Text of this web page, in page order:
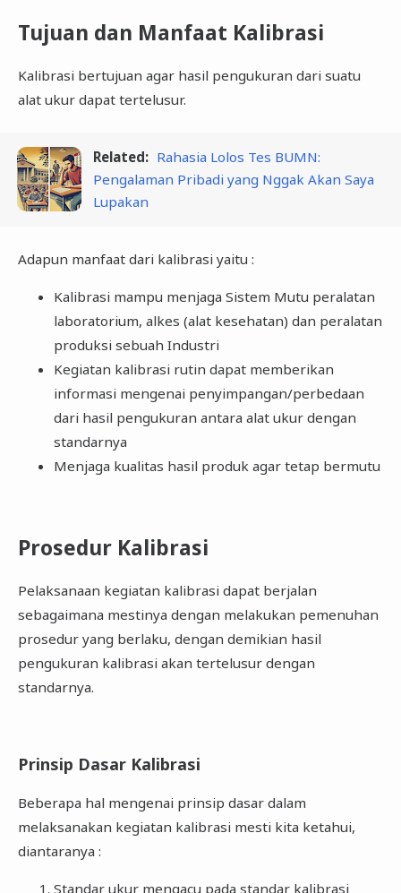
Tujuan dan Manfaat Kalibrasi
Kalibrasi bertujuan agar hasil pengukuran dari suatu
alat ukur dapat tertelusur.
Related: Rahasia Lolos Tes BUMN:
Pengalaman Pribadi yang Nggak Akan Saya
Lupakan
Adapun manfaat dari kalibrasi yaitu :
Kalibrasi mampu menjaga Sistem Mutu peralatan
laboratorium, alkes (alat kesehatan) dan peralatan
produksi sebuah Industri
Kegiatan kalibrasi rutin dapat memberikan
informasi mengenai penyimpangan/perbedaan
dari hasil pengukuran antara alat ukur dengan
standarnya
Menjaga kualitas hasil produk agar tetap bermutu
Prosedur Kalibrasi
Pelaksanaan kegiatan kalibrasi dapat berjalan
sebagaimana mestinya dengan melakukan pemenuhan
prosedur yang berlaku, dengan demikian hasil
pengukuran kalibrasi akan tertelusur dengan
standarnya.
Prinsip Dasar Kalibrasi
Beberapa hal mengenai prinsip dasar dalam
melaksanakan kegiatan kalibrasi mesti kita ketahui,
diantaranya :
Standar ukur mengacu pada standar kalibrasi